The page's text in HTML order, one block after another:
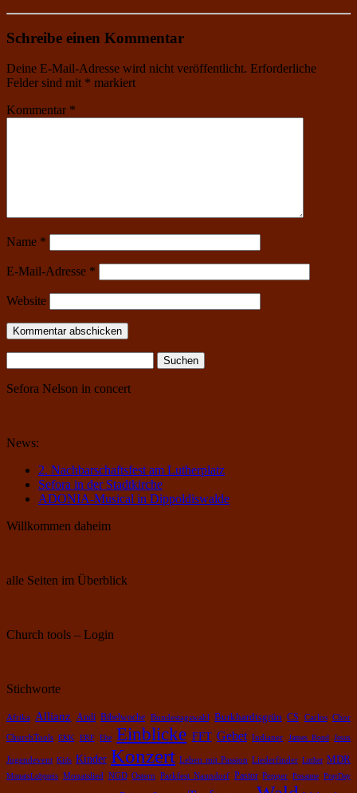
Schreibe einen Kommentar
Deine E-Mail-Adresse wird nicht veröffentlicht. Erforderliche
Felder sind mit * markiert
Kommentar *
Name *
E-Mail-Adresse *
Website
nach:
Sefora Nelson in concert
News:
2. Nachbarschaftsfest am Lutherplatz
Sefora in der Stadtkirche
ADONIA-Musical in Dippoldiswalde
Willkommen daheim
alle Seiten im Überblick
Church tools – Login
Stichworte
Afrika Allianz Andi Bibelwoche Bundestagswahl Burkhardtsgrün CS Carlos Chor
ChurchTools EKK ERF Ehe Einblicke FFT Gebet Indianer James Bond Jesus
Jugendevent Kids Kinder Konzert Leben mit Passion Liederfinder Luther MDR
MonatsLobpreis Monatslied NGD Ostern Parkfest Naundorf Pastor Pepper Posaune PrayDay